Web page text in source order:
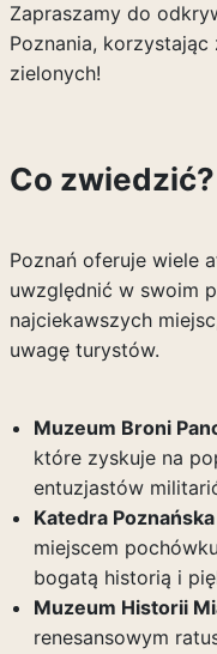
Zapraszamy do
Poznania,
zielonych!
Co zwiedzić?
Poznań oferuje wiele
uwzględnić w swoim
najciekawszych
uwagę turystów.
Muzeum Broni
które zyskuje na
entuzjastów
Katedra Poznańska
miejscem
bogatą historią i
Muzeum Historii
renesansowym